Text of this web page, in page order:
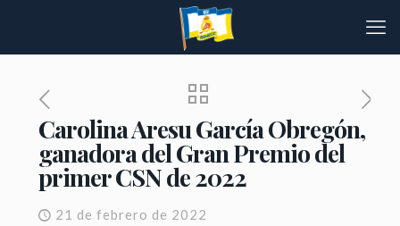
Carolina Aresu García Obregón,
ganadora del Gran Premio del
primer CSN de 2022
21 de febrero de 2022